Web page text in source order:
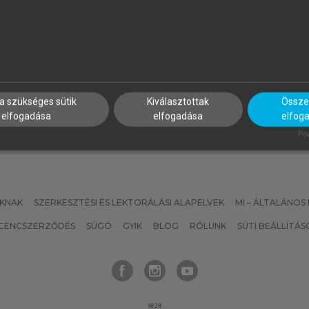
SZERKESZTÉSI ÉS LEKTORÁLÁSI ALAPELVEK MI – ÁLTALÁNOS
SÚGÓ GYIK BLOG RÓLUNK SÜTI
szükséges sütik
elfogadása
Kiválasztottak
elfogadása